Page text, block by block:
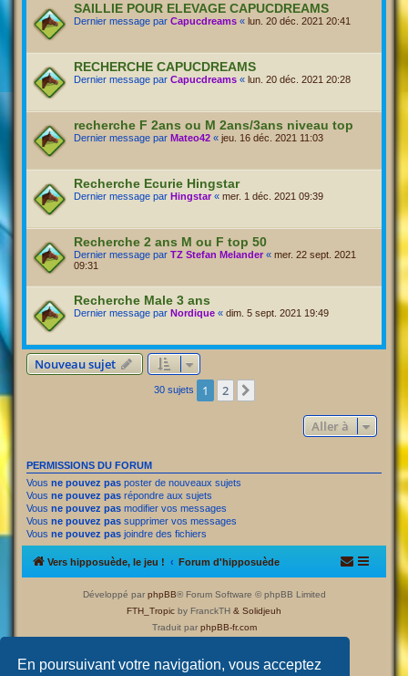
En poursuivant votre navigation, vous acceptez
SAILLIE POUR ELEVAGE CAPUCDREAMS
Dernier message par Capucdreams « lun. 20 déc. 2021 20:41
RECHERCHE CAPUCDREAMS
Dernier message par Capucdreams « lun. 20 déc. 2021 20:28
recherche F 2ans ou M 2ans/3ans niveau top
Dernier message par Mateo42 « jeu. 16 déc. 2021 11:03
Recherche Ecurie Hingstar
Dernier message par Hingstar « mer. 1 déc. 2021 09:39
Recherche 2 ans M ou F top 50
Dernier message par TZ Stefan Melander « mer. 22 sept. 2021
09:31
Recherche Male 3 ans
Dernier message par Nordique « dim. 5 sept. 2021 19:49
Nouveau sujet
30 sujets 1 2
Aller à
PERMISSIONS DU FORUM
Vous ne pouvez pas poster de nouveaux sujets
Vous ne pouvez pas répondre aux sujets
Vous ne pouvez pas modifier vos messages
Vous ne pouvez pas supprimer vos messages
Vous ne pouvez pas joindre des fichiers
Vers hipposuède, le jeu ! Forum d'hipposuède
Développé par phpBB® Forum Software © phpBB Limited
FTH_Tropic by FranckTH & Solidjeuh
Traduit par phpBB-fr.com